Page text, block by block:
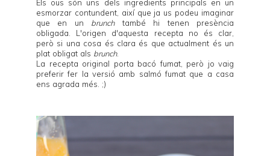
Els ous són uns dels ingredients principals en un
esmorzar contundent, així que ja us podeu imaginar
que en un brunchtambé hi tenen presència
obligada. L'origen d'aquesta recepta no és clar,
però si una cosa és clara és que actualment és un
plat obligat als brunch.
La recepta original porta bacó fumat, però jo vaig
preferir fer la versió amb salmó fumat que a casa
ens agrada més. ;)